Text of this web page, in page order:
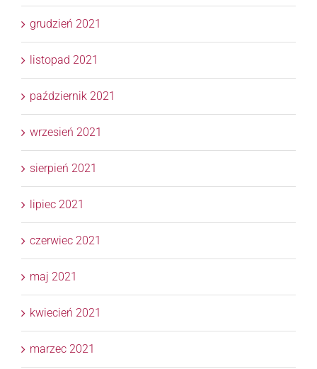
grudzień 2021
listopad 2021
październik 2021
wrzesień 2021
sierpień 2021
lipiec 2021
czerwiec 2021
maj 2021
kwiecień 2021
marzec 2021